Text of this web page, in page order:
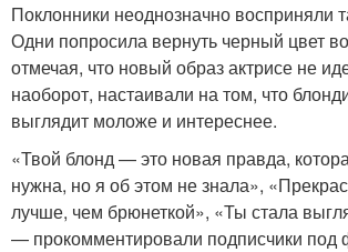
Поклонники неоднозначно восприняли
Одни попросила вернуть черный цвет
отмечая, что новый образ актрисе не
наоборот, настаивали на том, что
выглядит моложе и интереснее.
«Твой блонд — это новая правда,
нужна, но я об этом не знала»,
лучше, чем брюнеткой», «Ты стала
— прокомментировали подписчики под